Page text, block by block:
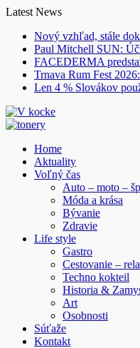
Skip
content
Latest News
Nový vzhľad, stále
Paul Mitchell SUN:
FACEDERMA
Trnava Rum Fest
Len 4 % Slovákov
Home
Aktuality
Voľný čas
Auto – moto –
Móda a krása
Bývanie
Zdravie
Life style
Gastro
Cestovanie –
Techno kokteil
Historia &
Art
Osobnosti
Súťaže
Kontakt